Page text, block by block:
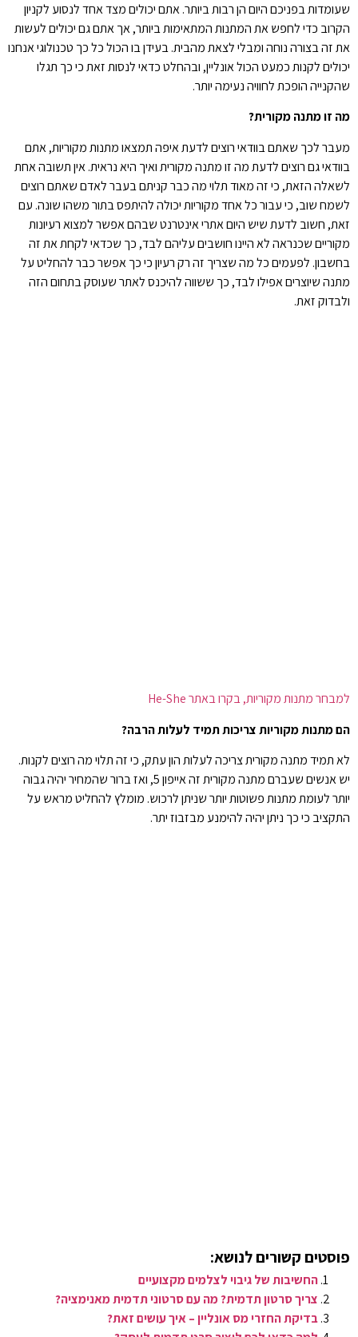
שעומדות בפניכם היום הן רבות ביותר. אתם יכולים מצד אחד לנסוע לקניון
הקרוב כדי לחפש את המתנות המתאימות ביותר, אך אתם גם יכולים לעשות
את זה בצורה נוחה ומבלי לצאת מהבית. בעידן בו הכול כל כך טכנולוגי אנחנו
יכולים לקנות כמעט הכול אונליין, ובהחלט כדאי לנסות זאת כי כך תגלו
שהקנייה הופכת לחוויה נעימה יותר.
מה זו מתנה מקורית?
מעבר לכך שאתם בוודאי רוצים לדעת איפה תמצאו מתנות מקוריות, אתם
בוודאי גם רוצים לדעת מה זו מתנה מקורית ואיך היא נראית. אין תשובה אחת
לשאלה הזאת, כי זה מאוד תלוי מה כבר קניתם בעבר לאדם שאתם רוצים
לשמח שוב, כי עבור כל אחד מקוריות יכולה להיתפס בתור משהו שונה. עם
זאת, חשוב לדעת שיש היום אתרי אינטרנט שבהם אפשר למצוא רעיונות
מקוריים שכנראה לא היינו חושבים עליהם לבד, כך שכדאי לקחת את זה
בחשבון. לפעמים כל מה שצריך זה רק רעיון כי כך אפשר כבר להחליט על
מתנה שיוצרים אפילו לבד, כך ששווה להיכנס לאתר שעוסק בתחום הזה
ולבדוק זאת.
למבחר מתנות מקוריות, בקרו באתר He-She
הם מתנות מקוריות צריכות תמיד לעלות הרבה?
לא תמיד מתנה מקורית צריכה לעלות הון עתק, כי זה תלוי מה רוצים לקנות.
יש אנשים שעברם מתנה מקורית זה אייפון 5, ואז ברור שהמחיר יהיה גבוה
יותר לעומת מתנות פשוטות יותר שניתן לרכוש. מומלץ להחליט מראש על
התקציב כי כך ניתן יהיה להימנע מבזבוז יתר.
פוסטים קשורים לנושא:
החשיבות של גיבוי לצלמים מקצועיים
צריך סרטון תדמית? מה עם סרטוני תדמית מאנימציה?
בדיקת החזרי מס אונליין – איך עושים זאת?